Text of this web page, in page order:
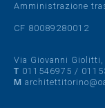
Amministrazione
CF 80089280012
Via Giovanni
T 011546975 /
M